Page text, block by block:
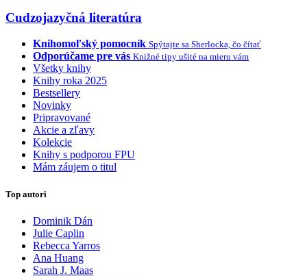
Cudzojazyčná literatúra
Knihomoľský pomocník Spýtajte sa Sherlocka, čo čítať
Odporúčame pre vás Knižné tipy ušité na mieru vám
Všetky knihy
Knihy roka 2025
Bestsellery
Novinky
Pripravované
Akcie a zľavy
Kolekcie
Knihy s podporou FPU
Mám záujem o titul
Top autori
Dominik Dán
Julie Caplin
Rebecca Yarros
Ana Huang
Sarah J. Maas